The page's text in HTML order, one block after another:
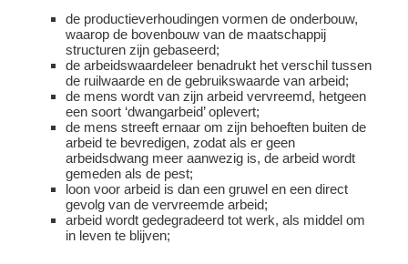
de productieverhoudingen vormen de onderbouw,
waarop de bovenbouw van de maatschappij
structuren zijn gebaseerd;
de arbeidswaardeleer benadrukt het verschil tussen
de ruilwaarde en de gebruikswaarde van arbeid;
de mens wordt van zijn arbeid vervreemd, hetgeen
een soort ‘dwangarbeid’ oplevert;
de mens streeft ernaar om zijn behoeften buiten de
arbeid te bevredigen, zodat als er geen
arbeidsdwang meer aanwezig is, de arbeid wordt
gemeden als de pest;
loon voor arbeid is dan een gruwel en een direct
gevolg van de vervreemde arbeid;
arbeid wordt gedegradeerd tot werk, als middel om
in leven te blijven;